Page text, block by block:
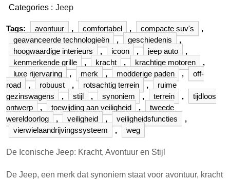
Categories : Jeep
Tags: avontuur , comfortabel , compacte suv's
,
geavanceerde technologieën
, geschiedenis
,
hoogwaardige interieurs
, icoon , jeep auto
,
kenmerkende grille
, kracht , krachtige motoren
,
luxe rijervaring
, merk , modderige paden ,
off-
road
, robuust , rotsachtig terrein ,
ruime
gezinswagens
, stijl , synoniem , terrein ,
tijdloos
ontwerp
, toewijding aan veiligheid ,
tweede
wereldoorlog
, veiligheid , veiligheidsfuncties
,
vierwielaandrijvingssysteem
, weg
De Iconische Jeep: Kracht, Avontuur en Stijl
De Jeep, een merk dat synoniem staat voor avontuur, kracht